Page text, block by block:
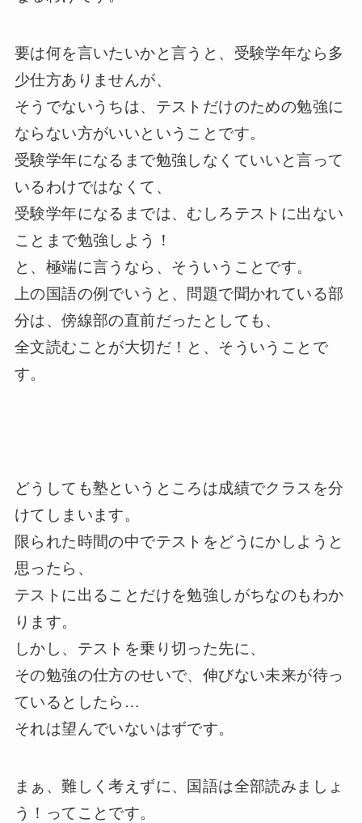
要は何を言いたいかと言うと、受験学年なら多
少仕方ありませんが、
そうでないうちは、テストだけのための勉強に
ならない方がいいということです。
受験学年になるまで勉強しなくていいと言って
いるわけではなくて、
受験学年になるまでは、むしろテストに出ない
ことまで勉強しよう！
と、極端に言うなら、そういうことです。
上の国語の例でいうと、問題で聞かれている部
分は、傍線部の直前だったとしても、
全文読むことが大切だ！と、そういうことで
す。
どうしても塾というところは成績でクラスを分
けてしまいます。
限られた時間の中でテストをどうにかしようと
思ったら、
テストに出ることだけを勉強しがちなのもわか
ります。
しかし、テストを乗り切った先に、
その勉強の仕方のせいで、伸びない未来が待っ
ているとしたら…
それは望んでいないはずです。
まぁ、難しく考えずに、国語は全部読みましょ
う！ってことです。